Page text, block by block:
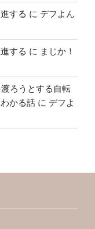
する に デフよん
する に まじか！
ろうとする自転
かる話 に デフよ